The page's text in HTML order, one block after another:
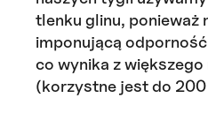
tlenku glinu, ponieważ
imponującą
co wynika z większego
(korzystne jest do 200